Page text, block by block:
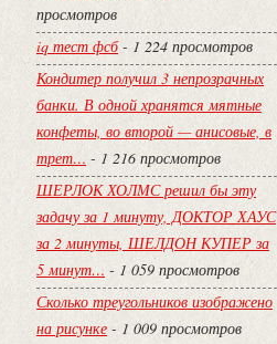
просмотров
iq тест фсб- 1 224 просмотров
Кондитер получил 3 непрозрачных
банки. В одной хранятся мятные
конфеты, во второй — анисовые, в
трет… - 1 216 просмотров
ШЕРЛОК ХОЛМС решил бы эту
задачу за 1 минуту, ДОКТОР ХАУС
за 2 минуты, ШЕЛДОН КУПЕР за
5 минут… - 1 059 просмотров
Сколько треугольников изображено
на рисунке - 1 009 просмотров